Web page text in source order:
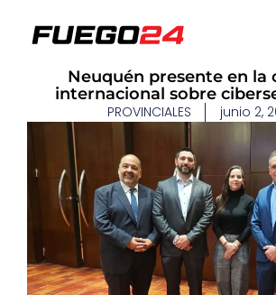
​Neuquén presente en la
internacional sobre
PROVINCIALES junio 2,